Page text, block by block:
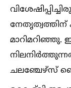
നേതൃത്വത്തിന്
മാറിമറിഞ്ഞു.
ചലഞ്ചേഴ്സ്